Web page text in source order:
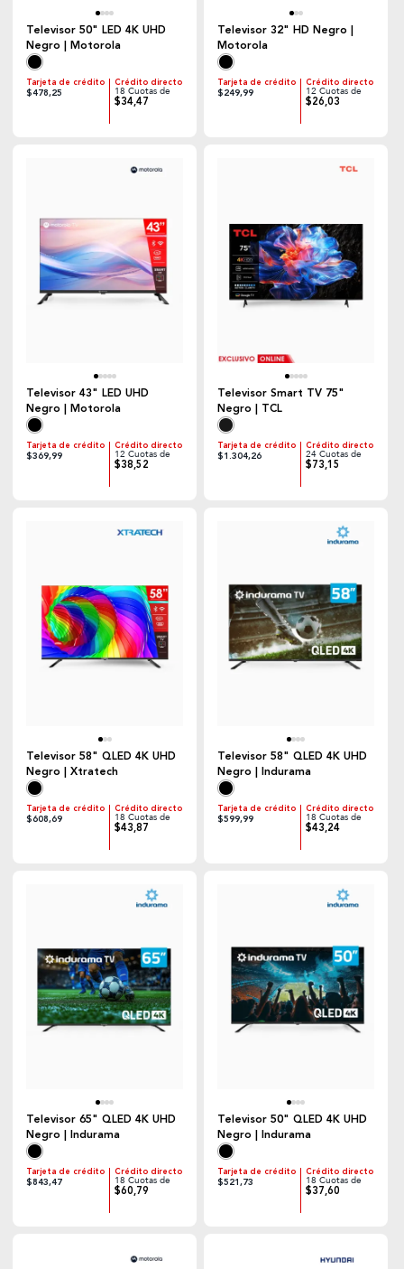
Televisor 50" LED 4K UHD
Negro | Motorola
Tarjeta de crédito
$478,25
Crédito directo
18 Cuotas de
$34,47
Televisor 32" HD Negro |
Motorola
Tarjeta de crédito
$249,99
Crédito directo
12 Cuotas de
$26,03
Televisor 43" LED UHD
Negro | Motorola
Tarjeta de crédito
$369,99
Crédito directo
12 Cuotas de
$38,52
Televisor Smart TV 75"
Negro | TCL
Tarjeta de crédito
$1.304,26
Crédito directo
24 Cuotas de
$73,15
Televisor 58" QLED 4K UHD
Negro | Xtratech
Tarjeta de crédito
$608,69
Crédito directo
18 Cuotas de
$43,87
Televisor 58" QLED 4K UHD
Negro | Indurama
Tarjeta de crédito
$599,99
Crédito directo
18 Cuotas de
$43,24
Televisor 65" QLED 4K UHD
Negro | Indurama
Tarjeta de crédito
$843,47
Crédito directo
18 Cuotas de
$60,79
Televisor 50" QLED 4K UHD
Negro | Indurama
Tarjeta de crédito
$521,73
Crédito directo
18 Cuotas de
$37,60